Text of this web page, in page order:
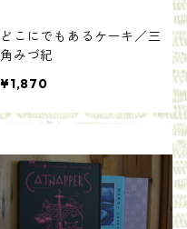
どこにでもあるケーキ／三
角みづ紀
¥1,870